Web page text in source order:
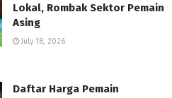
Lokal, Rombak Sektor Pemain
Asing
July 18, 2026
Daftar Harga Pemain